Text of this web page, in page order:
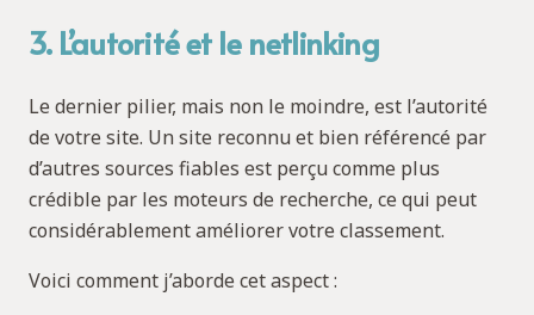
3. L’autorité et le netlinking
Le dernier pilier, mais non le moindre, est l’autorité
de votre site. Un site reconnu et bien référencé par
d’autres sources fiables est perçu comme plus
crédible par les moteurs de recherche, ce qui peut
considérablement améliorer votre classement.
Voici comment j’aborde cet aspect :